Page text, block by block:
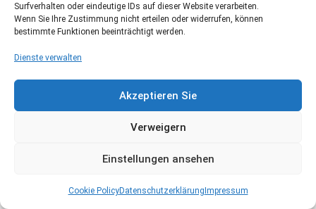
Surfverhalten oder eindeutige IDs auf dieser Website verarbeiten.
Wenn Sie Ihre Zustimmung nicht erteilen oder widerrufen, können
bestimmte Funktionen beeinträchtigt werden.
Dienste verwalten
Akzeptieren Sie
Verweigern
Einstellungen ansehen
Cookie PolicyDatenschutzerklärung Impressum